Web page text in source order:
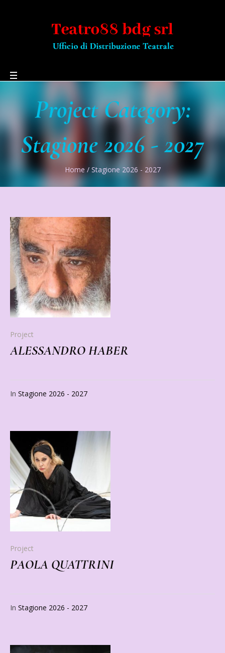
Project Category:
Stagione 2026 - 2027
Home / Stagione 2026 - 2027
Project
ALESSANDRO HABER
In Stagione 2026 - 2027
Project
PAOLA QUATTRINI
In Stagione 2026 - 2027